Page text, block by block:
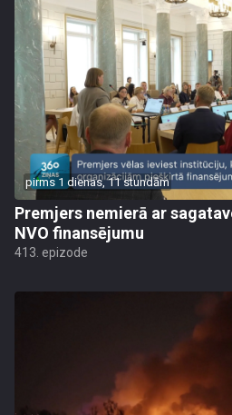
pirms 1 dienas, 11 stundām
Premjers nemierā ar
NVO finansējumu
413. epizode